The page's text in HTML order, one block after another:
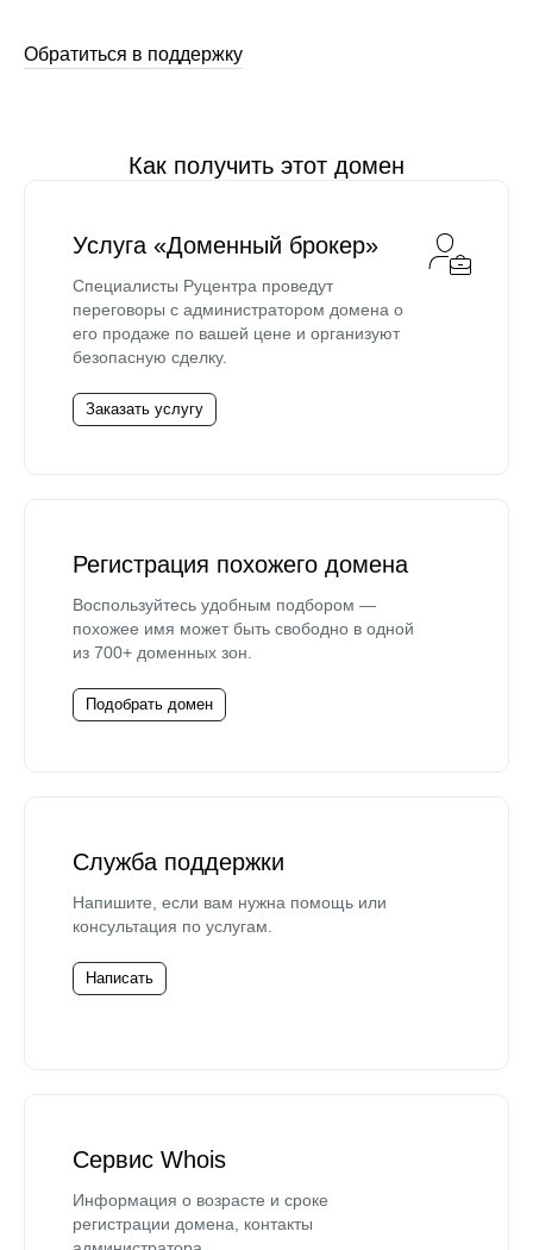
Обратиться в поддержку
Как получить этот домен
Услуга «Доменный брокер»
Специалисты Руцентра проведут
переговоры с администратором домена о
его продаже по вашей цене и организуют
безопасную сделку.
Заказать услугу
Регистрация похожего домена
Воспользуйтесь удобным подбором —
похожее имя может быть свободно в одной
из 700+ доменных зон.
Подобрать домен
Служба поддержки
Напишите, если вам нужна помощь или
консультация по услугам.
Написать
Сервис Whois
Информация о возрасте и сроке
регистрации домена, контакты